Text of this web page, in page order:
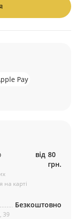
на карті
від 80
грн.
39
Безкоштовно